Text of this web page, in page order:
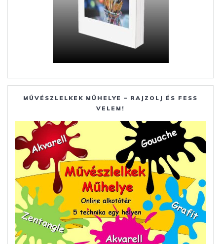
MŰVÉSZLELKEK MŰHELYE – RAJZOLJ ÉS FESS
VELEM!